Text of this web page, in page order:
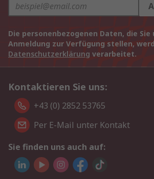
Die personenbezogenen Daten, die Sie
Anmeldung zur Verfügung stellen,
Datenschutzerklärung verarbeitet.
Kontaktieren Sie uns:
+43 (0) 2852 53765
Per E-Mail unter Kontakt
Sie finden uns auch auf: